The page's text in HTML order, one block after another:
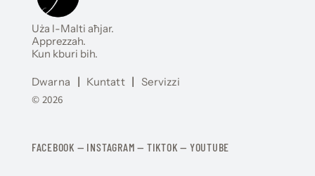
Uża l-Malti aħjar.
Apprezzah.
Kun kburi bih.
Dwarna | Kuntatt | Servizzi
© 2026
FACEBOOK — INSTAGRAM — TIKTOK — YOUTUBE